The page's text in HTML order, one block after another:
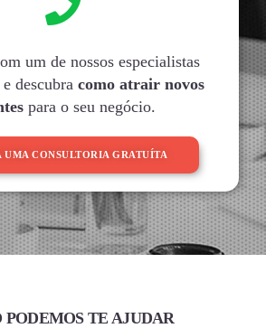
um de nossos especialistas
descubra como atrair novos
para o seu negócio.
UMA CONSULTORIA GRATUÍTA
PODEMOS TE AJUDAR